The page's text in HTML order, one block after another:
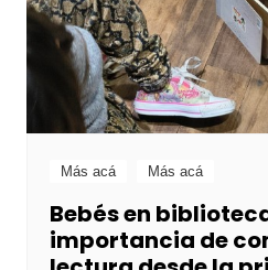
Más acá Más acá
Bebés en
importancia de